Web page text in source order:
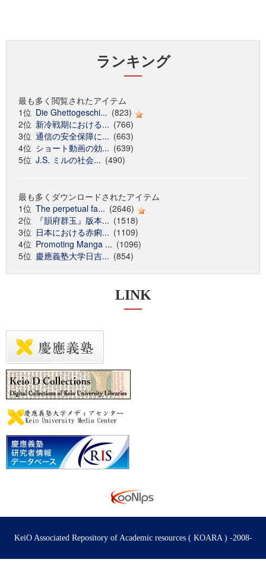
ランキング
最も多く閲覧されたアイテム
1位 Die Ghettogeschi... (823)
2位 新冷戦期における... (766)
3位 通信の安全保障に... (663)
4位 ショート動画の効... (639)
5位 J.S. ミルの社会... (490)
最も多くダウンロードされたアイテム
1位 The perpetual fa... (2646)
2位
『韻府群玉』版本... (1518)
3位 日本における赤痢... (1109)
4位 Promoting Manga ... (1096)
5位 慶應義塾大学日吉... (854)
LINK
KeiO Associated Repository of Academic resources ( KOARA ) -2008-